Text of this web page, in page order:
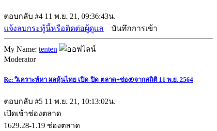
ตอบกลับ #4 11 พ.ย. 21, 09:36:43น.
แจ้งลบกระทู้นี้หรือติดต่อผู้ดูแล
บันทึกการเข้า
My Name: tenten
Moderator
Re: วิเคราะห์หา ผลหุ้นไทย เปิด-ปิด ตลาด+ช่อง9จากสถิติ 11 พ.ย. 2564
ตอบกลับ #5 11 พ.ย. 21, 10:13:02น.
เปิดเช้าช่องตลาด
1629.28-1.19 ช่องตลาด